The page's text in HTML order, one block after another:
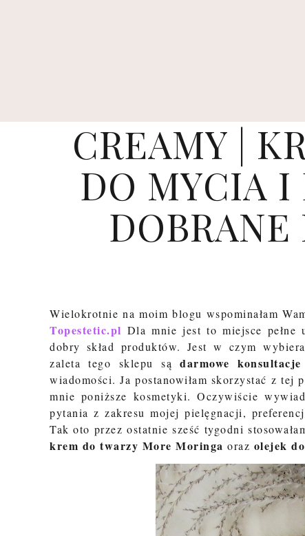
CREAMY |
DO MYCIA I
Wielokrotnie na moim blogu wspominałam
Topestetic.pl Dla mnie jest to miejsce pełne
dobry skład produktów. Jest w czym
zaleta tego sklepu sądarmowe konsultacje
wiadomości. Ja postanowiłam skorzystać z
mnie poniższe kosmetyki. Oczywiście
pytania z zakresu mojej pielęgnacji,
Tak oto przez ostatnie sześć tygodni
krem do twarzy More Moringa oraz olejek